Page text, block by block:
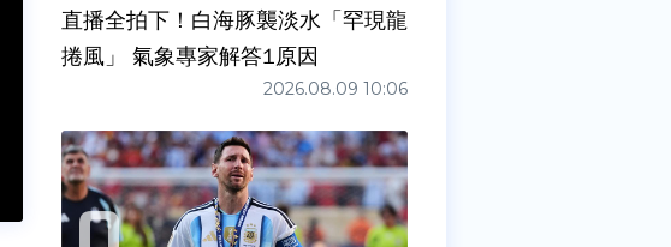
直播全拍下！白海豚襲淡水「罕現龍
捲風」 氣象專家解答1原因
2026.08.09 10:06